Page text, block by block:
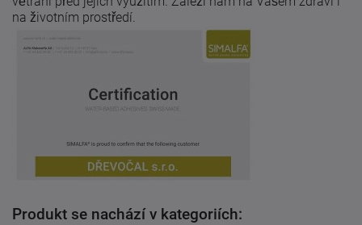
na životním prostředí.
Produkt se nachází v kategoriích: